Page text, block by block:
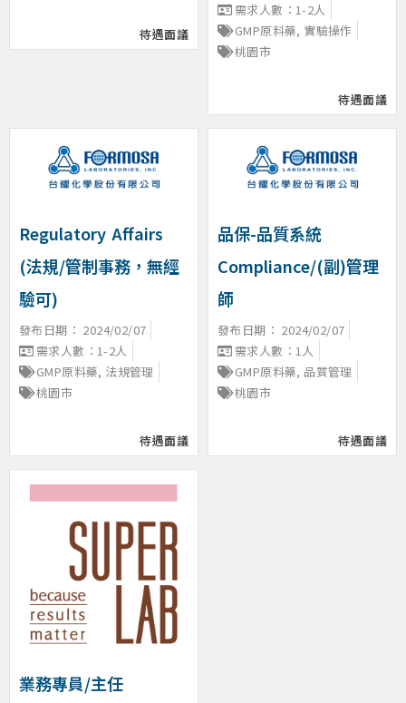
待遇面議
需求人數：1-2人
GMP原料藥, 實驗操作
桃園市
待遇面議
Regulatory Affairs
(法規/管制事務，無經
驗可)
發布日期： 2024/02/07
需求人數：1-2人
GMP原料藥, 法規管理
桃園市
待遇面議
品保-品質系統
Compliance/(副)管理
師
發布日期： 2024/02/07
需求人數：1人
GMP原料藥, 品質管理
桃園市
待遇面議
業務專員/主任